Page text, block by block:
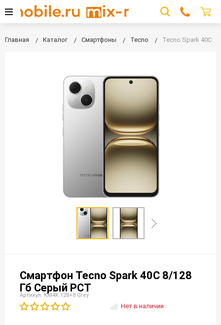
Главная Каталог Смартфоны Tecno Tecno Spark 40C
Смартфон Tecno Spark 40C 8/128
Гб Серый РСТ
Артикул: KM4K 128+8 Grey
Нет в наличии